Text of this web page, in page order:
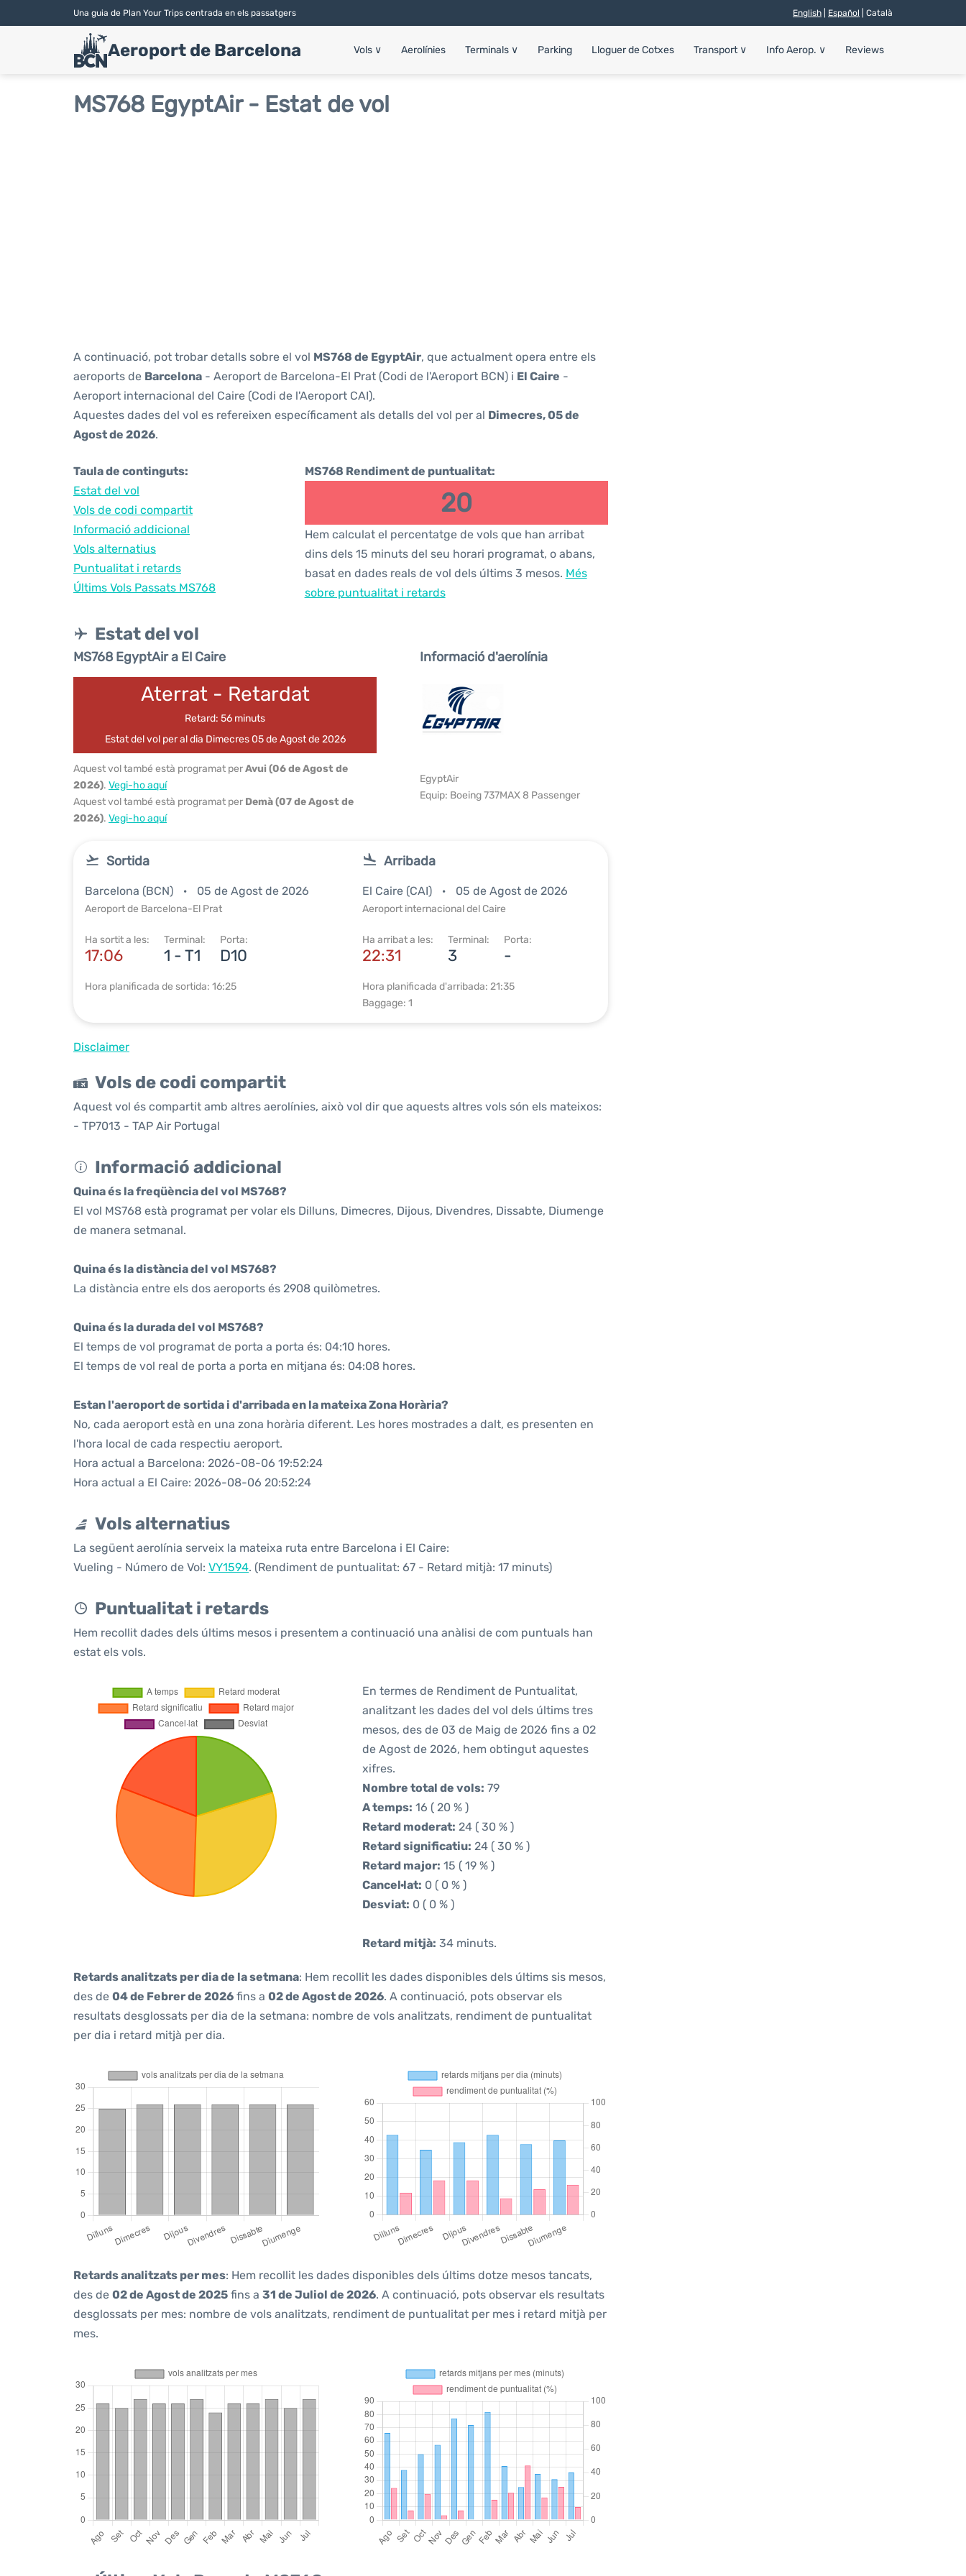
Una guia de Plan Your Trips centrada en els passatgers English Español | Català
Aeroport de Barcelona Vols ∨ Aerolínies Terminals ∨ Parking Lloguer de Cotxes Transport ∨ Info Aerop. ∨ Reviews
MS768 EgyptAir - Estat de vol
A continuació, pot trobar detalls sobre el vol MS768 de EgyptAir, que actualment opera entre els
aeroports de Barcelona - Aeroport de Barcelona-El Prat (Codi de l'Aeroport BCN) i El Caire -
Aeroport internacional del Caire (Codi de l'Aeroport CAI).
Aquestes dades del vol es refereixen específicament als detalls del vol per al Dimecres, 05 de
Agost de 2026.
Taula de continguts:
Estat del vol
Vols de codi compartit
Informació addicional
Vols alternatius
Puntualitat i retards
Últims Vols Passats MS768
MS768 Rendiment de puntualitat:
20
Hem calculat el percentatge de vols que han arribat
dins dels 15 minuts del seu horari programat, o abans,
basat en dades reals de vol dels últims 3 mesos. Més
sobre puntualitat i retards
Estat del vol
MS768 EgyptAir a El Caire
Aterrat - Retardat
Retard: 56 minuts
Estat del vol per al dia Dimecres 05 de Agost de 2026
Aquest vol també està programat perAvui (06 de Agost de
2026). Vegi-ho aquí
Aquest vol també està programat per Demà (07 de Agost de
2026). Vegi-ho aquí
Informació d'aerolínia
EgyptAir
Equip: Boeing 737MAX 8 Passenger
Sortida
Barcelona (BCN) 05 de Agost de 2026
Aeroport de Barcelona-El Prat
Ha sortit a les:
17:06
Terminal:
1 - T1
Porta:
D10
Hora planificada de sortida: 16:25
Arribada
El Caire (CAI) 05 de Agost de 2026
Aeroport internacional del Caire
Ha arribat a les:
22:31
Terminal:
3
Porta:
-
Hora planificada d'arribada: 21:35
Baggage: 1
Disclaimer
Vols de codi compartit
Aquest vol és compartit amb altres aerolínies, això vol dir que aquests altres vols són els mateixos:
- TP7013 - TAP Air Portugal
Informació addicional
Quina és la freqüència del vol MS768?
El vol MS768 està programat per volar els Dilluns, Dimecres, Dijous, Divendres, Dissabte, Diumenge
de manera setmanal.
Quina és la distància del vol MS768?
La distància entre els dos aeroports és 2908 quilòmetres.
Quina és la durada del vol MS768?
El temps de vol programat de porta a porta és: 04:10 hores.
El temps de vol real de porta a porta en mitjana és: 04:08 hores.
Estan l'aeroport de sortida i d'arribada en la mateixa Zona Horària?
No, cada aeroport està en una zona horària diferent. Les hores mostrades a dalt, es presenten en
l'hora local de cada respectiu aeroport.
Hora actual a Barcelona: 2026-08-06 19:52:24
Hora actual a El Caire: 2026-08-06 20:52:24
Vols alternatius
La següent aerolínia serveix la mateixa ruta entre Barcelona i El Caire:
Vueling - Número de Vol: VY1594. (Rendiment de puntualitat: 67 - Retard mitjà: 17 minuts)
Puntualitat i retards
Hem recollit dades dels últims mesos i presentem a continuació una anàlisi de com puntuals han
estat els vols.
En termes de Rendiment de Puntualitat,
analitzant les dades del vol dels últims tres
mesos, des de 03 de Maig de 2026 fins a 02
de Agost de 2026, hem obtingut aquestes
xifres.
Nombre total de vols: 79
A temps: 16 ( 20 % )
Retard moderat: 24 ( 30 % )
Retard significatiu: 24 ( 30 % )
Retard major: 15 ( 19 % )
Cancel·lat: 0 ( 0 % )
Desviat: 0 ( 0 % )
Retard mitjà: 34 minuts.
Retards analitzats per dia de la setmana: Hem recollit les dades disponibles dels últims sis mesos,
des de 04 de Febrer de 2026 fins a 02 de Agost de 2026. A continuació, pots observar els
resultats desglossats per dia de la setmana: nombre de vols analitzats, rendiment de puntualitat
per dia i retard mitjà per dia.
Retards analitzats per mes: Hem recollit les dades disponibles dels últims dotze mesos tancats,
des de 02 de Agost de 2025 fins a 31 de Juliol de 2026. A continuació, pots observar els resultats
desglossats per mes: nombre de vols analitzats, rendiment de puntualitat per mes i retard mitjà per
mes.